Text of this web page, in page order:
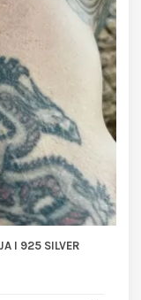
I 925 SILVER